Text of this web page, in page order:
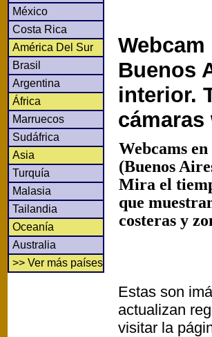
México
Costa Rica
América Del Sur
Brasil
Argentina
África
Marruecos
Sudáfrica
Asia
Turquía
Malasia
Tailandia
Oceanía
Australia
>> Ver más países
Buenos
interior.
cámaras
Webcams
(Buenos
Mira el
que
costeras y
Estas son
actualizan
visitar la